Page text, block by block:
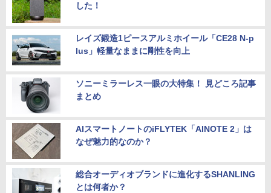
した！
レイズ鍛造1ピースアルミホイール「CE28 N-p
lus」軽量なままに剛性を向上
ソニーミラーレス一眼の大特集！ 見どころ記事
まとめ
AIスマートノートのiFLYTEK「AINOTE 2」は
なぜ魅力的なのか？
総合オーディオブランドに進化するSHANLING
とは何者か？